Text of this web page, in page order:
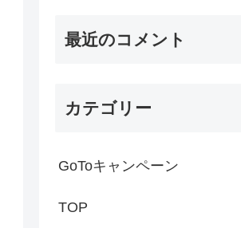
最近のコメント
カテゴリー
GoToキャンペーン
TOP